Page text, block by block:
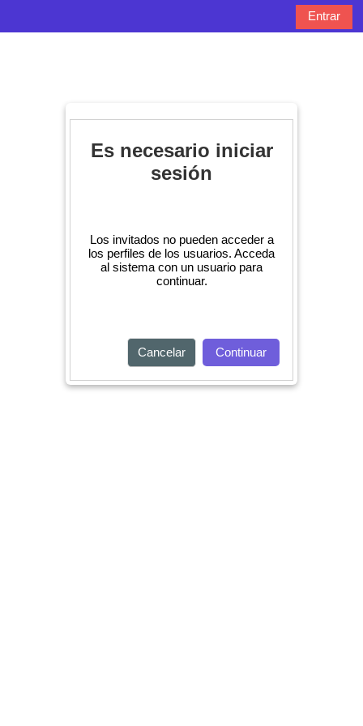
Entrar
Es necesario iniciar
sesión
Los invitados no pueden acceder a
los perfiles de los usuarios. Acceda
al sistema con un usuario para
continuar.
Cancelar Continuar